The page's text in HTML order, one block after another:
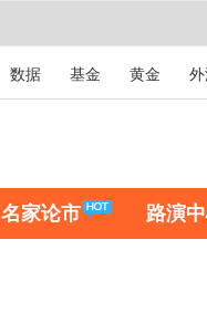
数据 基金 黄金 外
名家论市 路演